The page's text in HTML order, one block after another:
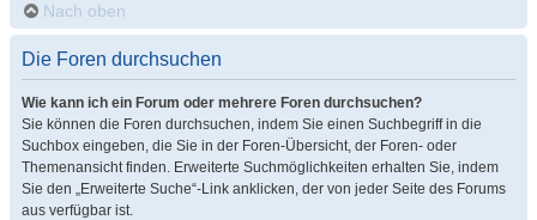
Nach oben
Die Foren durchsuchen
Wie kann ich ein Forum oder mehrere Foren durchsuchen?
Sie können die Foren durchsuchen, indem Sie einen Suchbegriff in die
Suchbox eingeben, die Sie in der Foren-Übersicht, der Foren- oder
Themenansicht finden. Erweiterte Suchmöglichkeiten erhalten Sie, indem
Sie den „Erweiterte Suche“-Link anklicken, der von jeder Seite des Forums
aus verfügbar ist.